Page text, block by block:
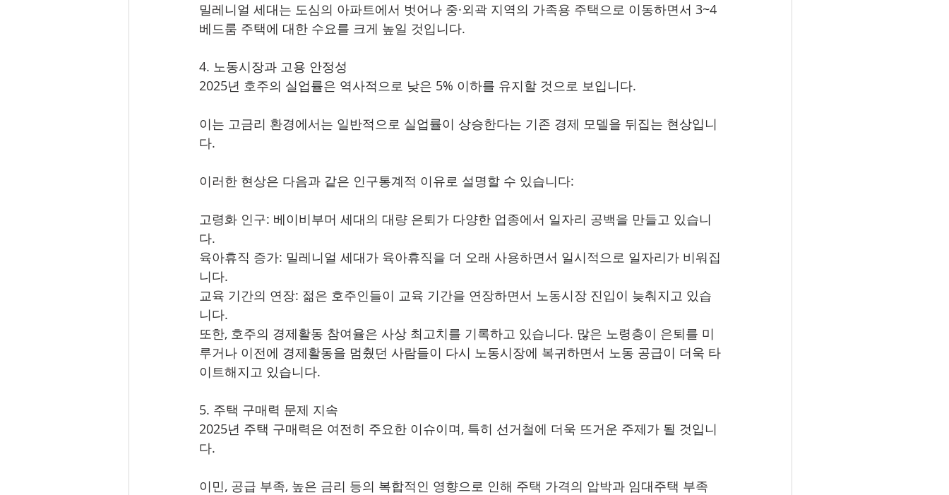
밀레니얼 세대는 도심의 아파트에서 벗어나 중·외곽 지역의 가족용 주택으로 이동하면서 3~4
베드룸 주택에 대한 수요를 크게 높일 것입니다.
4. 노동시장과 고용 안정성
2025년 호주의 실업률은 역사적으로 낮은 5% 이하를 유지할 것으로 보입니다.
이는 고금리 환경에서는 일반적으로 실업률이 상승한다는 기존 경제 모델을 뒤집는 현상입니
다.
이러한 현상은 다음과 같은 인구통계적 이유로 설명할 수 있습니다:
고령화 인구: 베이비부머 세대의 대량 은퇴가 다양한 업종에서 일자리 공백을 만들고 있습니
다.
육아휴직 증가: 밀레니얼 세대가 육아휴직을 더 오래 사용하면서 일시적으로 일자리가 비워집
니다.
교육 기간의 연장: 젊은 호주인들이 교육 기간을 연장하면서 노동시장 진입이 늦춰지고 있습
니다.
또한, 호주의 경제활동 참여율은 사상 최고치를 기록하고 있습니다. 많은 노령층이 은퇴를 미
루거나 이전에 경제활동을 멈췄던 사람들이 다시 노동시장에 복귀하면서 노동 공급이 더욱 타
이트해지고 있습니다.
5. 주택 구매력 문제 지속
2025년 주택 구매력은 여전히 주요한 이슈이며, 특히 선거철에 더욱 뜨거운 주제가 될 것입니
다.
이민, 공급 부족, 높은 금리 등의 복합적인 영향으로 인해 주택 가격의 압박과 임대주택 부족